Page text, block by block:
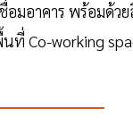
มอาคาร พร้อมด้ว
ที่ Co-working